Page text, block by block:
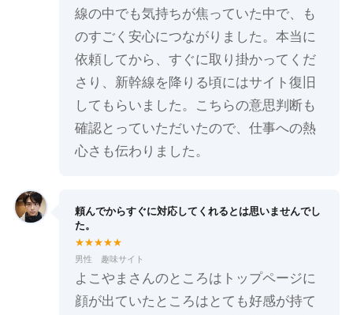
線の中でも気持ちが焦っていた中で、も
のすごく安心につながりました。本当に
依頼してから、すぐに取り掛かってくだ
さり、新幹線を降りる頃にはサイト復旧
してもらいました。こちらの意思判断も
確認とっていただいたので、仕事への熱
心さも伝わりました。
頼んでからすぐに対応してくれるとは思いませんでし
た。
★★★★★
男性 趣味サイト
よこやまさんのところはトップページに
顔が出ていたところはとても好感が持て